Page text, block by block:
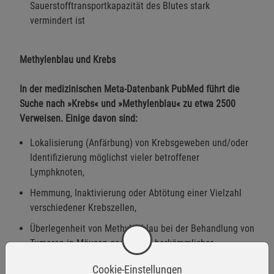
Sauerstofftransportkapazität des Blutes stark
vermindert ist
Methylenblau und Krebs
In der medizinischen Meta-Datenbank PubMed führt die
Suche nach »Krebs« und »Methylenblau« zu etwa 2500
Verweisen. Einige davon sind:
Lokalisierung (Anfärbung) von Krebsgeweben und/oder
Identifizierung möglichst vieler betroffener
Lymphknoten,
Hemmung, Inaktivierung oder Abtötung einer Vielzahl
verschiedener Krebszellen,
Überlegenheit von Methylenblau bei der Behandlung von
Tumoren in Mäusen gegenüber herkömmlicher
Cookie-Einstellungen